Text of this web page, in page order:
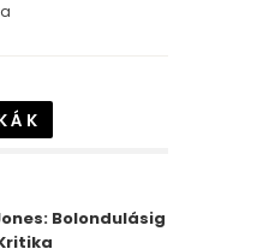
Bolondulásig